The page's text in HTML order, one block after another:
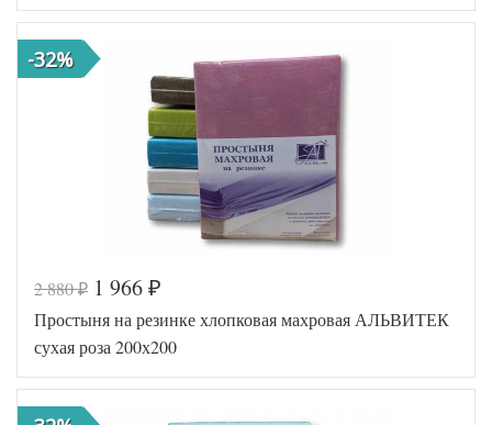
Махра
Размер
простыни
Производитель
Cristelle
(Китай)
Код товара
546-722
Артикул
AL200092
5577999
Махра
Размер
(на
-32%
2 880₽ 1 966 ₽
Простыня на резинке хлопковая махровая АЛЬВИТЕК
сухая роза 200х200